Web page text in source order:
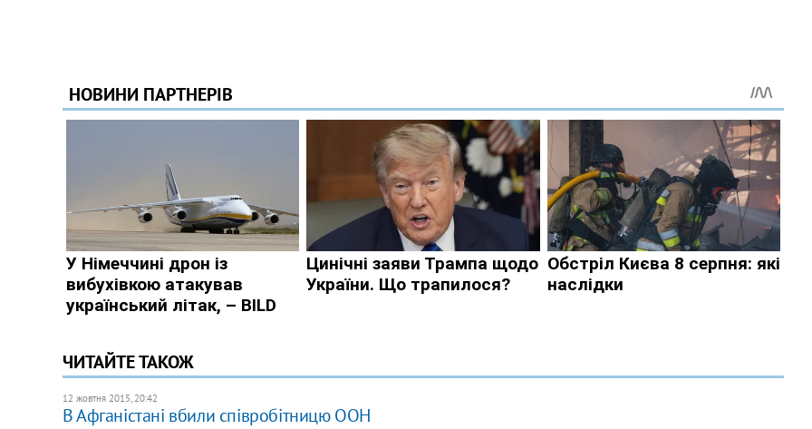
ЧИТАЙТЕ ТАКОЖ
12 жовтня 2015, 20:42
В Афганістані вбили співробітницю ООН